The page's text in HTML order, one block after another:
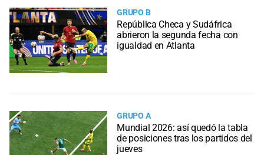
GRUPO B
República Checa y Sudáfrica
abrieron la segunda fecha con
igualdad en Atlanta
GRUPO A
Mundial 2026: así quedó la tabla
de posiciones tras los partidos del
jueves